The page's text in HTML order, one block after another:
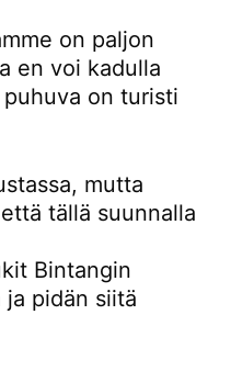
on paljon
en voi kadulla
on turisti
mutta
tällä suunnalla
Bintangin
pidän siitä